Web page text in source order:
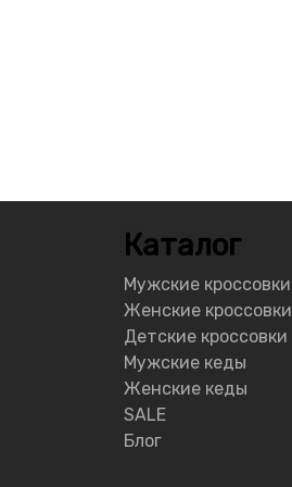
Каталог
Мужские кроссовки
Женские кроссовки
Детские кроссовки
Мужские кеды
Женские кеды
SALE
Блог